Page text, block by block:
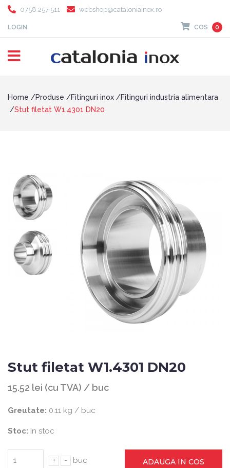
0758 257 511 webshop@cataloniainox.ro
LOGIN COS 0
Home Produse Fitinguri inox
Fitinguri industria alimentara
Stut filetat W1.4301 DN20
Stut filetat W1.4301 DN20
15.52 lei (cu TVA) / buc
Greutate: 0.11 kg / buc
Stoc: In stoc
+ - buc ADAUGA IN COS